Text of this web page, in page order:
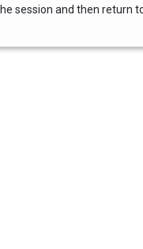
session and then return